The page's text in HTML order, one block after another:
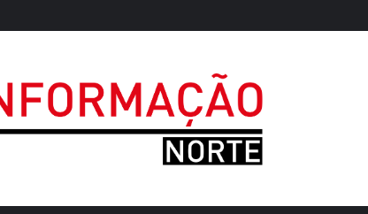
regressa a Ovar com experiências náuticas e observação de aves